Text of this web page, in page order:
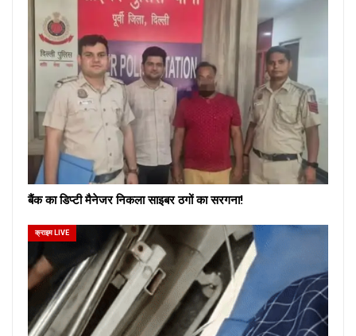
बैंक का डिप्टी मैनेजर निकला साइबर ठगों का सरगना!
क्राइम LIVE